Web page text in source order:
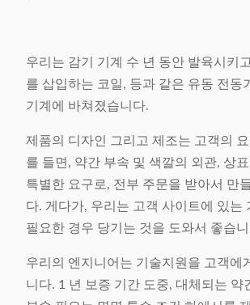
우리는 감기 기계 수 년 동안 발육시키
를 삽입하는 코일, 등과 같은 유동 전동
기계에 바쳐졌습니다.
제품의 디자인 그리고 제조는 고객의 요
를 들면, 약간 부속 및 색깔의 외관, 상
특별한 요구로, 전부 주문을 받아서 만
다. 게다가, 우리는 고객 사이트에 있는
필요한 경우 당기는 것을 도와서 좋습
우리의 엔지니어는 기술지원을 고객에
니다. 1 년 보증 기간 도중, 대체되는 약